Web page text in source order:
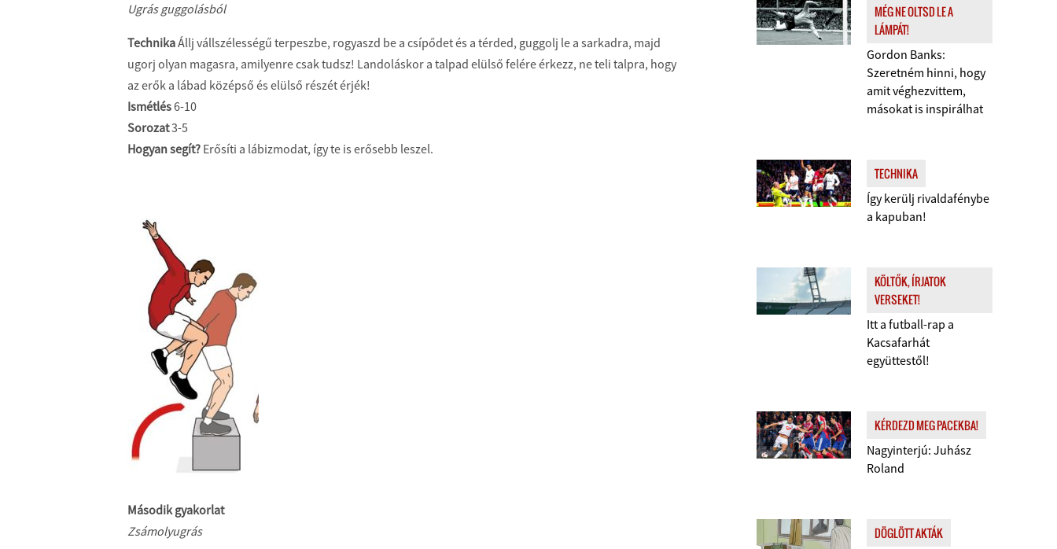
Ugrás guggolásból
TechnikaÁllj vállszélességű terpeszbe, rogyaszd be a csípődet és a térded, guggolj le a sarkadra, majd
ugorj olyan magasra, amilyenre csak tudsz! Landoláskor a talpad elülső felére érkezz, ne teli talpra, hogy
az erők a lábad középső és elülső részét érjék!
Ismétlés6-10
Sorozat3-5
Hogyan segít? Erősíti a lábizmodat, így te is erősebb leszel.
Második gyakorlat
Zsámolyugrás
MÉG NE OLTSD LE A
LÁMPÁT!
Gordon Banks:
Szeretném hinni, hogy
amit véghezvittem,
másokat is inspirálhat
TECHNIKA
Így kerülj rivaldafénybe
a kapuban!
KÖLTŐK, ÍRJATOK
VERSEKET!
Itt a futball-rap a
Kacsafarhát
együttestől!
KÉRDEZD MEG PACEKBA!
Nagyinterjú: Juhász
Roland
DÖGLÖTT AKTÁK